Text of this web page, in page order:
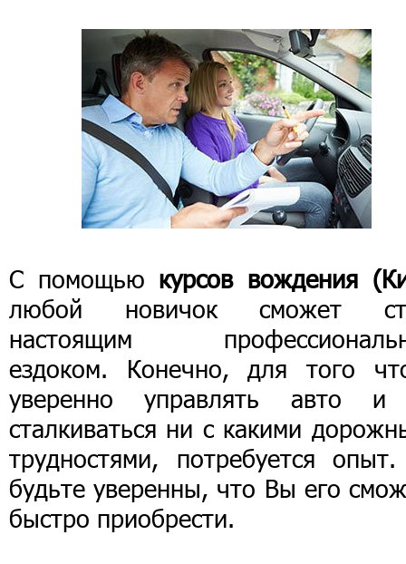
С помощью курсов вождения
любой новичок сможет
настоящим
ездоком. Конечно, для того
уверенно управлять авто
сталкиваться ни с какими
трудностями, потребуется
будьте уверенны, что Вы его
быстро приобрести.